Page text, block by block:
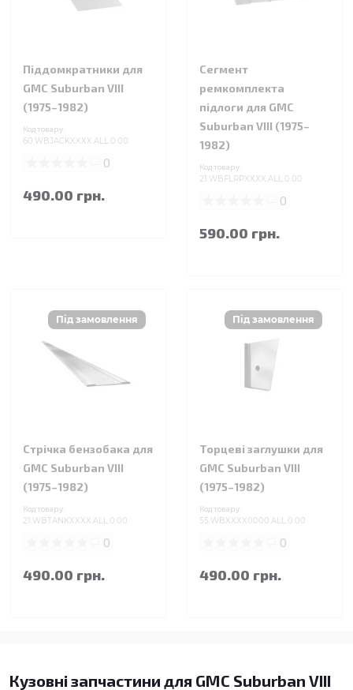
Піддомкратники для
GMC Suburban VIII
(1975–1982)
Код товару:
60.WBJACKXXXX.ALL.0.00
0
490.00 грн.
Сегмент
ремкомплекта
підлоги для GMC
Suburban VIII (1975–
1982)
Код товару:
21.WBFLRPXXXX.ALL.0.00
0
590.00 грн.
Стрічка бензобака для
GMC Suburban VIII
(1975–1982)
Код товару:
21.WBTANKXXXX.ALL.0.00
0
490.00 грн.
Торцеві заглушки для
GMC Suburban VIII
(1975–1982)
Код товару:
55.WBXXXX0000.ALL.0.00
0
490.00 грн.
Кузовні запчастини для GMC Suburban VIII